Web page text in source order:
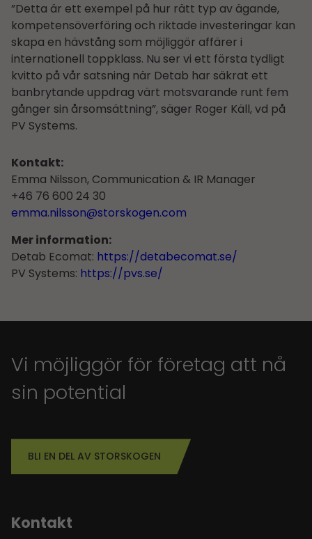
”Detta är ett exempel på hur rätt typ av ägande,
kompetensöverföring och riktade investeringar kan
skapa en hävstång som möjliggör affärer i
internationell toppklass. Nu ser vi ett första tydligt
kvitto på vår satsning när Detab har säkrat ett
banbrytande uppdrag värt motsvarande runt fem
gånger sin årsomsättning”, säger Roger Käll, vd på
PV Systems.
Kontakt:
Emma Nilsson, Communication & IR Manager
+46 76 600 24 30
emma.nilsson@storskogen.com
Mer information:
Detab Ecomat: https://detabecomat.se/
PV Systems: https://pvs.se/
Vi möjliggör för företag att nå
sin potential
BLI EN DEL AV STORSKOGEN
Kontakt